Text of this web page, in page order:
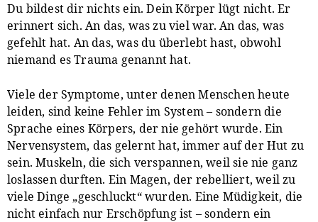
Du bildest dir nichts ein. Dein Körper lügt nicht. Er
erinnert sich. An das, was zu viel war. An das, was
gefehlt hat. An das, was du überlebt hast, obwohl
niemand es Trauma genannt hat.
Viele der Symptome, unter denen Menschen heute
leiden, sind keine Fehler im System – sondern die
Sprache eines Körpers, der nie gehört wurde. Ein
Nervensystem, das gelernt hat, immer auf der Hut zu
sein. Muskeln, die sich verspannen, weil sie nie ganz
loslassen durften. Ein Magen, der rebelliert, weil zu
viele Dinge „geschluckt“ wurden. Eine Müdigkeit, die
nicht einfach nur Erschöpfung ist – sondern ein